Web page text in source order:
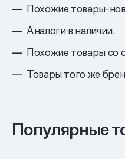
Похожие товары-
Аналоги в наличии.
Похожие товары со
Товары того же
Популярные